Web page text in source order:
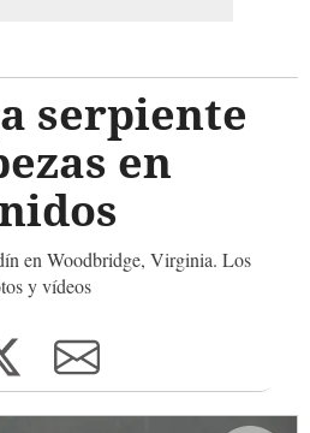
serpiente
en
en Woodbridge, Virginia. Los
y vídeos